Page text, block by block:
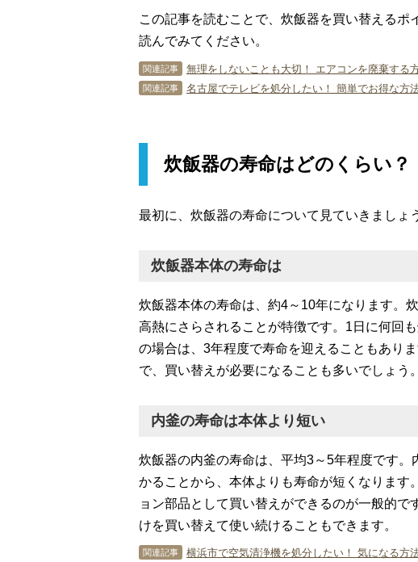
この記事を読むことで、炊飯器を買い替える
読んでみてください。
関連記事 無理をしないことも大切！ エアコンを廃棄する
関連記事 名古屋でテレビを処分したい！ 簡単でお得な方
炊飯器の寿命はどのくらい？
最初に、炊飯器の寿命について見ていきましょ
炊飯器本体の寿命は
炊飯器本体の寿命は、約4～10年になります。
高熱にさらされることが特徴です。1日に何回
の場合は、3年程度で寿命を迎えることもあり
で、買い替えが必要になることも多いでしょう。
内釜の寿命は本体より短い
炊飯器の内釜の寿命は、平均3～5年程度です
かることから、本体よりも寿命が短くなります
ョン部品として買い替えができるのが一般的
けを買い替えて使い続けることもできます。
関連記事 横浜市で空気清浄機を処分したい！ 気になる方